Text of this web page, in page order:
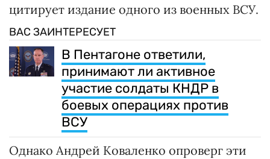
цитирует издание одного из военных ВСУ.
ВАС ЗАИНТЕРЕСУЕТ
В Пентагоне ответили,
принимают ли активное
участие солдаты КНДР в
боевых операциях против
ВСУ
Однако Андрей Коваленко опроверг эти